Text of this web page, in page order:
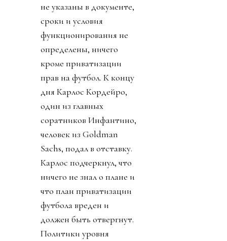
не указаны в документе,
сроки и условия
функционирования не
определены, ничего
кроме приватизации
прав на футбол. К концу
дня Карлос Кордейро,
один из главных
соратников Инфантино,
человек из Goldman
Sachs, подал в отставку.
Карлос подчеркнул, что
ничего не знал о плане и
что план приватизации
футбола вреден и
должен быть отвергнут.
Политики уровня